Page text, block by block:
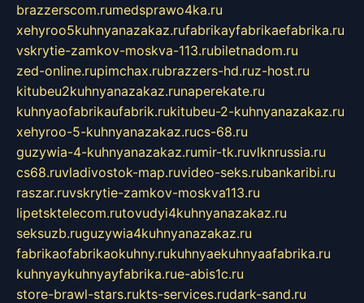
brazzerscom.rumedsprawo4ka.ru
xehyroo5kuhnyanazakaz.rufabrikayfabrikaefabrika.ru
vskrytie-zamkov-moskva-113.rubiletnadom.ru
zed-online.rupimchax.rubrazzers-hd.ruz-host.ru
kitubeu2kuhnyanazakaz.runaperekate.ru
kuhnyaofabrikaufabrik.rukitubeu-2-kuhnyanazakaz.ru
xehyroo-5-kuhnyanazakaz.rucs-68.ru
guzywia-4-kuhnyanazakaz.rumir-tk.ruvlknrussia.ru
cs68.ruvladivostok-map.ruvideo-seks.rubankaribi.ru
raszar.ruvskrytie-zamkov-moskva113.ru
lipetsktelecom.rutovudyi4kuhnyanazakaz.ru
seksuzb.ruguzywia4kuhnyanazakaz.ru
fabrikaofabrikaokuhny.rukuhnyaekuhnyaafabrika.ru
kuhnyaykuhnyayfabrika.rue-abis1c.ru
store-brawl-stars.rukts-services.rudark-sand.ru